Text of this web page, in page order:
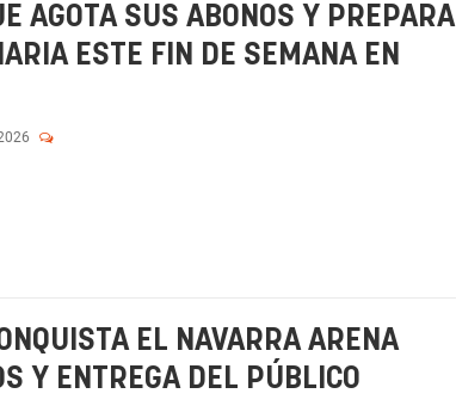
AGOTA SUS ABONOS Y PREPARA
ESTE FIN DE SEMANA EN
EL NAVARRA ARENA
Y ENTREGA DEL PÚBLICO